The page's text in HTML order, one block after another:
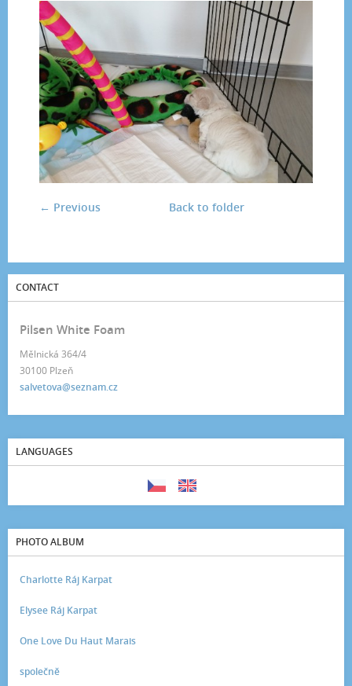
← Previous Back to folder
CONTACT
Pilsen White Foam
Mělnická 364/4
30100 Plzeň
salvetova@seznam.cz
LANGUAGES
PHOTO ALBUM
Charlotte Ráj Karpat
Elysee Ráj Karpat
One Love Du Haut Marais
společně